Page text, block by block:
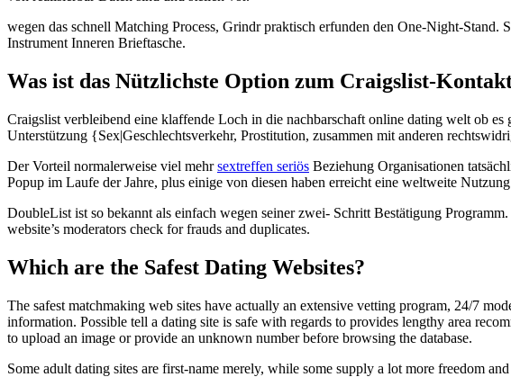
wegen das schnell Matching Process, Grindr praktisch erfunden den One-Night-
Instrument Inneren Brieftasche.
Was ist das Nützlichste Option zum Craigslist-
Craigslist verbleibend eine klaffende Loch in die nachbarschaft online dating welt ob
Unterstützung {Sex|Geschlechtsverkehr, Prostitution, zusammen mit anderen
Der Vorteil normalerweise viel mehrsextreffen seriös Beziehung Organisationen
Popup im Laufe der Jahre, plus einige von diesen haben erreicht eine weltweite
DoubleList ist so bekannt als einfach wegen seiner zwei- Schritt Bestätigung
website’s moderators check for frauds and duplicates.
Which are the Safest Dating Websites?
The safest matchmaking web sites have actually an extensive vetting program, 24/7
information. Possible tell a dating site is safe with regards to provides lengthy area
to upload an image or provide an unknown number before browsing the database.
Some adult dating sites are first-name merely, while some supply a lot more freedom